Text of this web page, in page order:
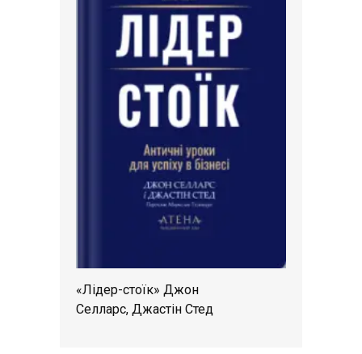
«Лідер-стоїк» Джон
Селларс, Джастін Стед